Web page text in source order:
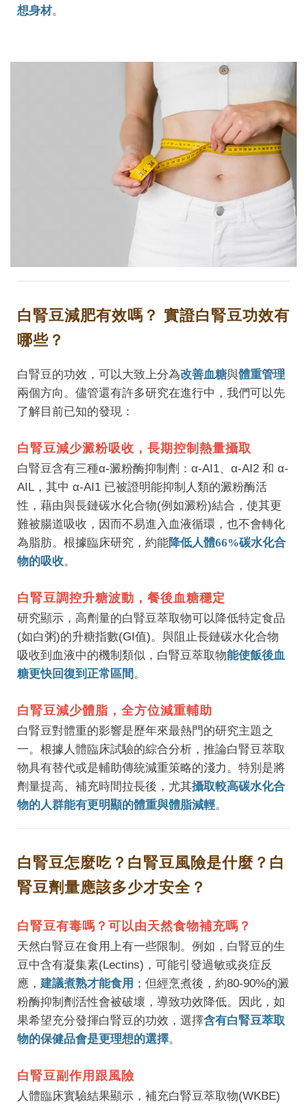
想身材。
白腎豆減肥有效嗎？ 實證白腎豆功效有
哪些？
白腎豆的功效，可以大致上分為改善血糖與體重管理
兩個方向。儘管還有許多研究在進行中，我們可以先
了解目前已知的發現：
白腎豆減少澱粉吸收，長期控制熱量攝取
白腎豆含有三種α-澱粉酶抑制劑：α-AI1、α-AI2 和 α-
AIL，其中 α-AI1 已被證明能抑制人類的澱粉酶活
性，藉由與長鏈碳水化合物(例如澱粉)結合，使其更
難被腸道吸收，因而不易進入血液循環，也不會轉化
為脂肪。根據臨床研究，約能降低人體66%碳水化合
物的吸收。
白腎豆調控升糖波動，餐後血糖穩定
研究顯示，高劑量的白腎豆萃取物可以降低特定食品
(如白粥)的升糖指數(GI值)。與阻止長鏈碳水化合物
吸收到血液中的機制類似，白腎豆萃取物能使飯後血
糖更快回復到正常區間。
白腎豆減少體脂，全方位減重輔助
白腎豆對體重的影響是歷年來最熱門的研究主題之
一。根據 人體臨床試驗的綜合分析 ，推論白腎豆萃取
物具有替代或是輔助傳統減重策略的淺力。特別是將
劑量提高、補充時間拉長後，尤其攝取較高碳水化合
物的人群能有更明顯的體重與體脂減輕。
白腎豆怎麼吃？白腎豆風險是什麼？白
腎豆劑量應該多少才安全？
白腎豆有毒嗎？可以由天然食物補充嗎？
天然白腎豆在食用上有一些限制。例如，白腎豆的生
豆中含有凝集素(Lectins)，可能引發過敏或炎症反
應， 建議煮熟才能食用 ；但經烹煮後，約80-90%的澱
粉酶抑制劑活性會被破壞，導致功效降低。因此，如
果希望充分發揮白腎豆的功效，選擇含有白腎豆萃取
物的保健品會是更理想的選擇。
白腎豆副作用跟風險
人體臨床實驗結果顯示，補充白腎豆萃取物(WKBE)